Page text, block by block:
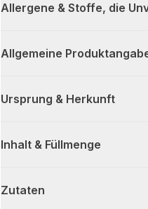
Allergene & Stoffe, die
Allgemeine
Ursprung & Herkunft
Inhalt & Füllmenge
Zutaten